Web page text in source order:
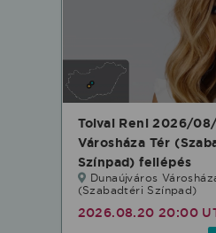
Tolvai Reni 2026/
Városháza Tér
Színpad) fellépés
Dunaújváros
(Szabadtéri Színpad)
2026.08.20 20:00